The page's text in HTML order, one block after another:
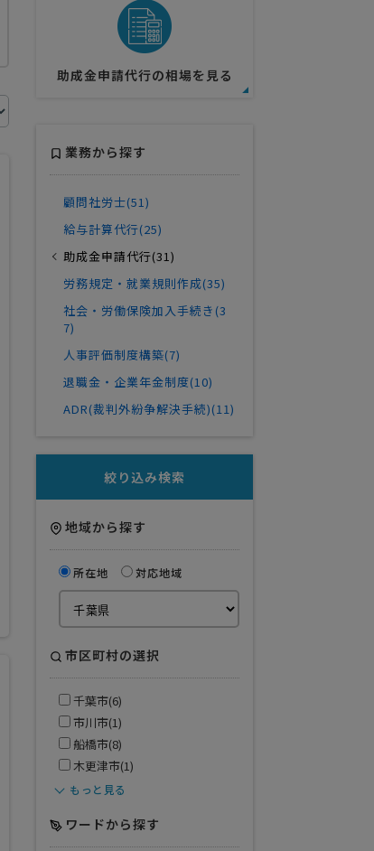
助成金申請代行の相場を見る
業務から探す
顧問社労士(51)
給与計算代行(25)
助成金申請代行(31)
労務規定・就業規則作成(35)
社会・労働保険加入手続き(3
7)
人事評価制度構築(7)
退職金・企業年金制度(10)
ADR(裁判外紛争解決手続)(11)
絞り込み検索
地域から探す
所在地 対応地域
市区町村の選択
千葉市(6)
市川市(1)
船橋市(8)
木更津市(1)
もっと見る
ワードから探す